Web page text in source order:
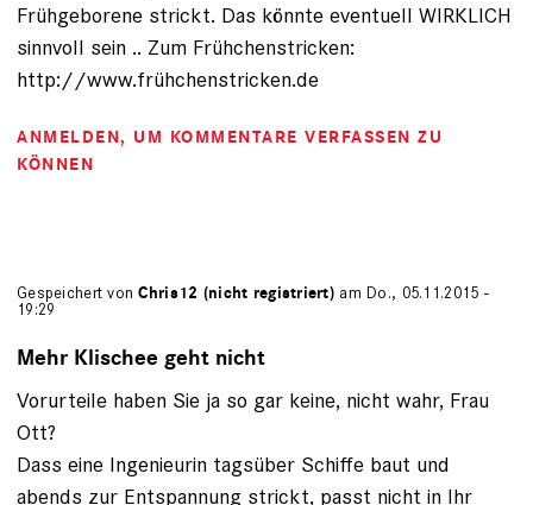
Frühgeborene strickt. Das könnte eventuell WIRKLICH
sinnvoll sein .. Zum Frühchenstricken:
http://www.frühchenstricken.de
ANMELDEN, UM KOMMENTARE VERFASSEN ZU
KÖNNEN
Gespeichert vonChris12 (nicht registriert) am Do., 05.11.2015 -
19:29
Mehr Klischee geht nicht
Vorurteile haben Sie ja so gar keine, nicht wahr, Frau
Ott?
Dass eine Ingenieurin tagsüber Schiffe baut und
abends zur Entspannung strickt, passt nicht in Ihr